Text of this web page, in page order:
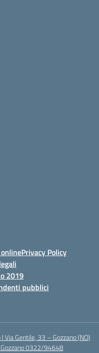
Privacy Policy
2019
pubblici
Gentile, 33 – Gozzano (NO)
0322/94648